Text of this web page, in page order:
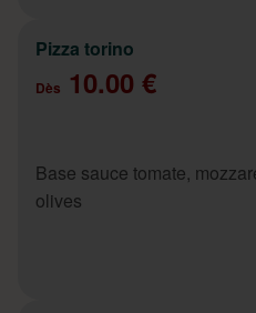
Pizza torino
Dès 10.00 €
Base sauce tomate,
olives